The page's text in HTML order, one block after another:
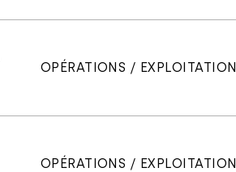
OPÉRATIONS / EXPLOITATION
OPÉRATIONS / EXPLOITATION